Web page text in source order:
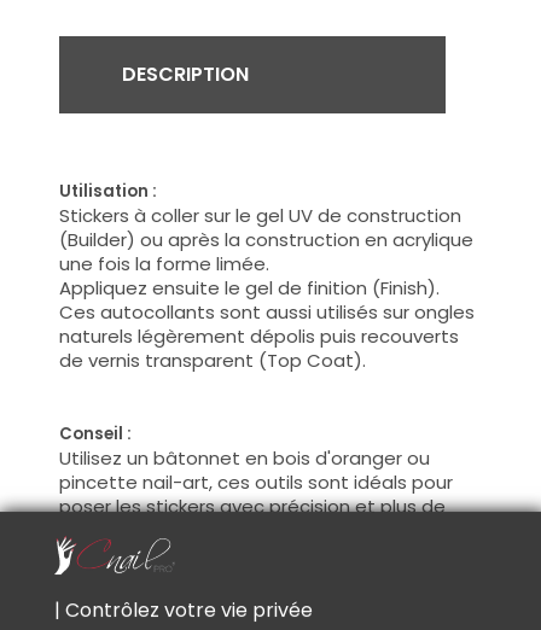
DESCRIPTION
Utilisation :
Stickers à coller sur le gel UV de construction
(Builder) ou après la construction en acrylique
une fois la forme limée.
Appliquez ensuite le gel de finition (Finish).
Ces autocollants sont aussi utilisés sur ongles
naturels légèrement dépolis puis recouverts
de vernis transparent (Top Coat).
Conseil :
Utilisez un bâtonnet en bois d'oranger ou
pincette nail-art, ces outils sont idéals pour
poser les stickers avec précision et plus de
facilité.
VOUS AIMEREZ AUSSI
| Contrôlez votre vie privée